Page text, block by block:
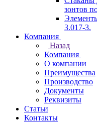
зонтов
3.017-3.
Компания
Назад
Компания
О компании
Преимущества
Производство
Документы
Реквизиты
Статьи
Контакты